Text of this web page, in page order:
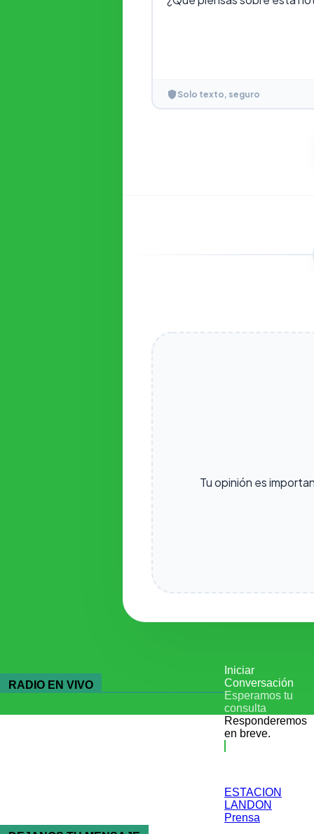
Solo texto, seguro
Tu opinión es
RADIO EN VIVO
Iniciar
Conversación
Esperamos tu
consulta
Responderemos
en breve.
ESTACION
LANDON
Prensa